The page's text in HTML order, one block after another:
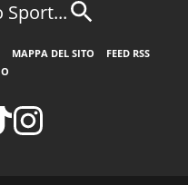
Sport...
MAPPA DEL SITO
FEED RSS